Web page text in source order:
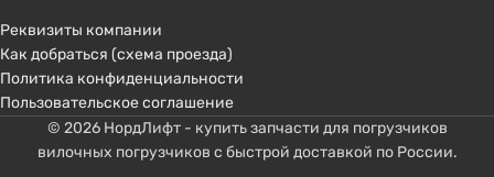
Реквизиты компании
Как добраться (схема проезда)
Политика конфиденциальности
Пользовательское соглашение
© 2026 НордЛифт - купить запчасти для погрузчиков
вилочных погрузчиков с быстрой доставкой по России.